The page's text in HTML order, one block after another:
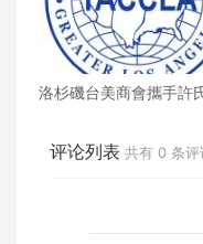
洛杉磯台美商會攜手許
评论列表 共有 0 条评